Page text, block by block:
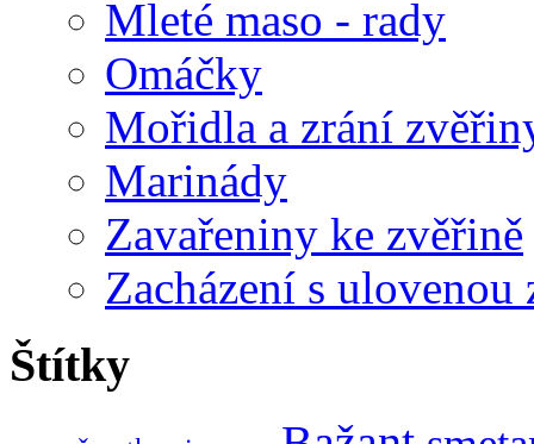
Mleté maso - rady
Omáčky
Mořidla a zrání
Marinády
Zavařeniny ke zvěřině
Zacházení s ulovenou
Štítky